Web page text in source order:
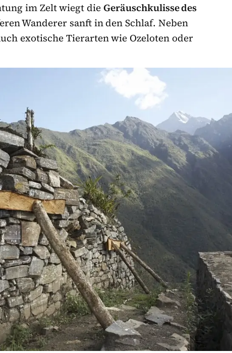
im Zelt wiegt dieGeräuschkulisse des
Wanderer sanft in den Schlaf. Neben
exotische Tierarten wie Ozeloten oder